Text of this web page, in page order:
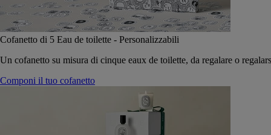
Cofanetto di 5 Eau de toilette - Personalizzabili
Un cofanetto su misura di cinque eaux de toilette, da regalare o
Componi il tuo cofanetto